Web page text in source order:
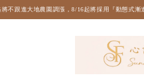
不跟進大地農園調漲，8/16起將採用『動態式